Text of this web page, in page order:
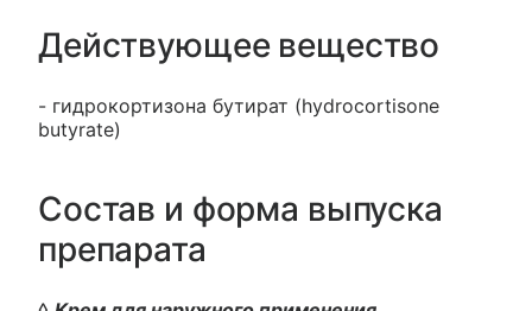
Действующее вещество
- гидрокортизона бутират (hydrocortisone
butyrate)
Состав и форма выпуска
препарата